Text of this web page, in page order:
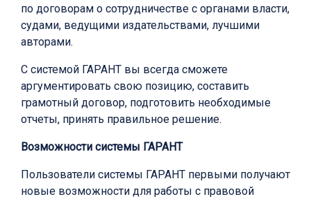
по договорам о сотрудничестве с органами власти,
судами, ведущими издательствами, лучшими
авторами.
С системой ГАРАНТ вы всегда сможете
аргументировать свою позицию, составить
грамотный договор, подготовить необходимые
отчеты, принять правильное решение.
Возможности системы ГАРАНТ
Пользователи системы ГАРАНТ первыми получают
новые возможности для работы с правовой